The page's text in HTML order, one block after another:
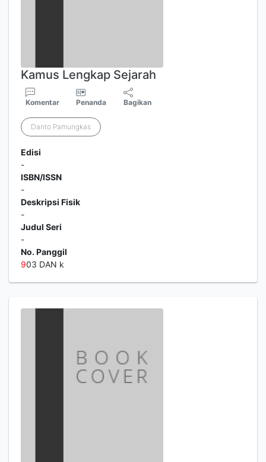
Kamus Lengkap Sejarah
Komentar Penanda Bagikan
Danto Pamungkas
Edisi
-
ISBN/ISSN
-
Deskripsi Fisik
-
Judul Seri
-
No. Panggil
903 DAN k